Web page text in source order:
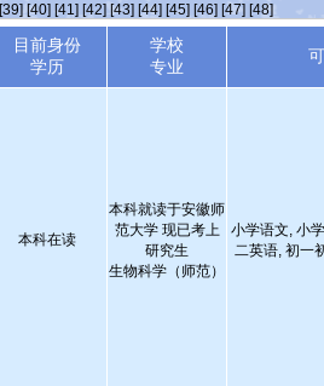
[39] [40] [41] [42] [43] [44] [45] [46] [47] [48]
目前身份
学历
学校
专业
本科在读
本科就读于安徽师
范大学 现已考上
研究生
生物科学（师范）
小学语文, 小
二英语, 初一